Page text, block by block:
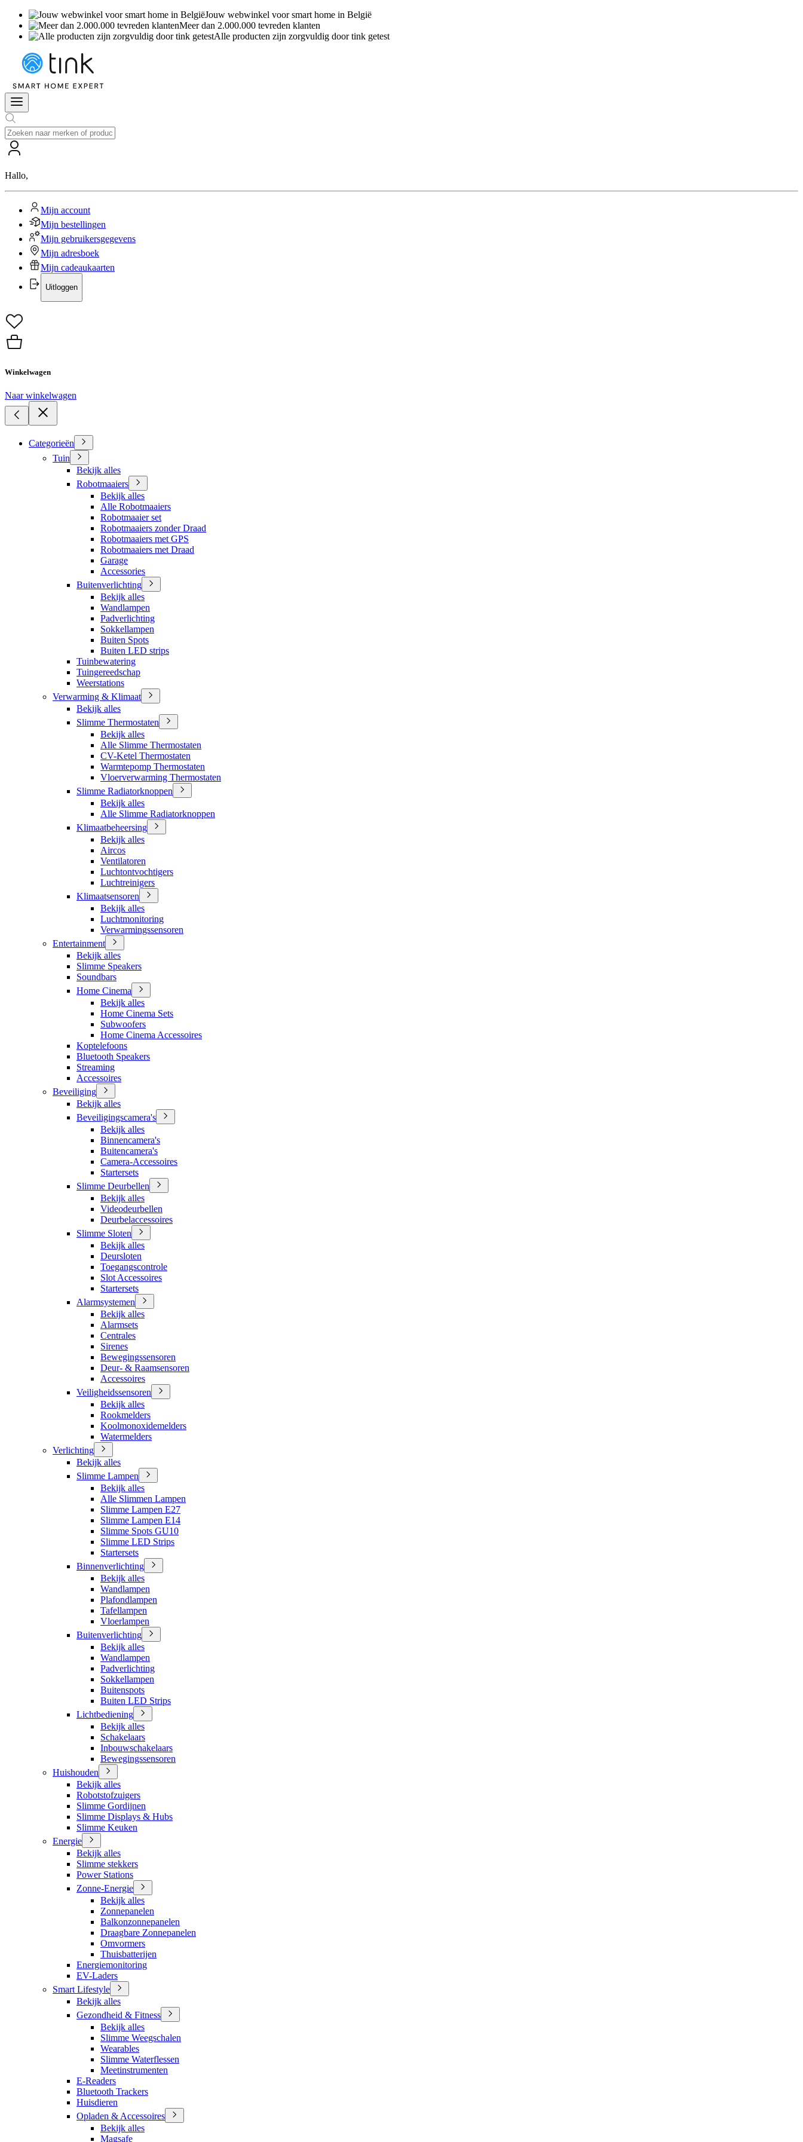
Jouw webwinkel voor smart home in België
Meer dan 2.000.000 tevreden klanten
Alle producten zijn zorgvuldig door tink getest
Hallo,
Mijn account
Mijn bestellingen
Mijn gebruikersgegevens
Mijn adresboek
Mijn cadeaukaarten
Uitloggen
Winkelwagen
Naar winkelwagen
Categorieën
Tuin
Bekijk alles
Robotmaaiers
Bekijk alles
Alle Robotmaaiers
Robotmaaier set
Robotmaaiers zonder Draad
Robotmaaiers met GPS
Robotmaaiers met Draad
Garage
Accessories
Buitenverlichting
Bekijk alles
Wandlampen
Padverlichting
Sokkellampen
Buiten Spots
Buiten LED strips
Tuinbewatering
Tuingereedschap
Weerstations
Verwarming & Klimaat
Bekijk alles
Slimme Thermostaten
Bekijk alles
Alle Slimme Thermostaten
CV-Ketel Thermostaten
Warmtepomp Thermostaten
Vloerverwarming Thermostaten
Slimme Radiatorknoppen
Bekijk alles
Alle Slimme Radiatorknoppen
Klimaatbeheersing
Bekijk alles
Aircos
Ventilatoren
Luchtontvochtigers
Luchtreinigers
Klimaatsensoren
Bekijk alles
Luchtmonitoring
Verwarmingssensoren
Entertainment
Bekijk alles
Slimme Speakers
Soundbars
Home Cinema
Bekijk alles
Home Cinema Sets
Subwoofers
Home Cinema Accessoires
Koptelefoons
Bluetooth Speakers
Streaming
Accessoires
Beveiliging
Bekijk alles
Beveiligingscamera's
Bekijk alles
Binnencamera's
Buitencamera's
Camera-Accessoires
Startersets
Slimme Deurbellen
Bekijk alles
Videodeurbellen
Deurbelaccessoires
Slimme Sloten
Bekijk alles
Deursloten
Toegangscontrole
Slot Accessoires
Startersets
Alarmsystemen
Bekijk alles
Alarmsets
Centrales
Sirenes
Bewegingssensoren
Deur- & Raamsensoren
Accessoires
Veiligheidssensoren
Bekijk alles
Rookmelders
Koolmonoxidemelders
Watermelders
Verlichting
Bekijk alles
Slimme Lampen
Bekijk alles
Alle Slimmen Lampen
Slimme Lampen E27
Slimme Lampen E14
Slimme Spots GU10
Slimme LED Strips
Startersets
Binnenverlichting
Bekijk alles
Wandlampen
Plafondlampen
Tafellampen
Vloerlampen
Buitenverlichting
Bekijk alles
Wandlampen
Padverlichting
Sokkellampen
Buitenspots
Buiten LED Strips
Lichtbediening
Bekijk alles
Schakelaars
Inbouwschakelaars
Bewegingssensoren
Huishouden
Bekijk alles
Robotstofzuigers
Slimme Gordijnen
Slimme Displays & Hubs
Slimme Keuken
Energie
Bekijk alles
Slimme stekkers
Power Stations
Zonne-Energie
Bekijk alles
Zonnepanelen
Balkonzonnepanelen
Draagbare Zonnepanelen
Omvormers
Thuisbatterijen
Energiemonitoring
EV-Laders
Smart Lifestyle
Bekijk alles
Gezondheid & Fitness
Bekijk alles
Slimme Weegschalen
Wearables
Slimme Waterflessen
Meetinstrumenten
E-Readers
Bluetooth Trackers
Huisdieren
Opladen & Accessoires
Bekijk alles
Magsafe